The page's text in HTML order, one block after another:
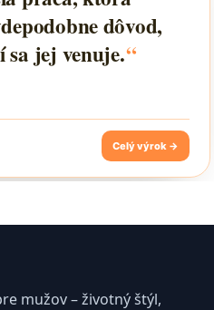
mužov – životný štýl,